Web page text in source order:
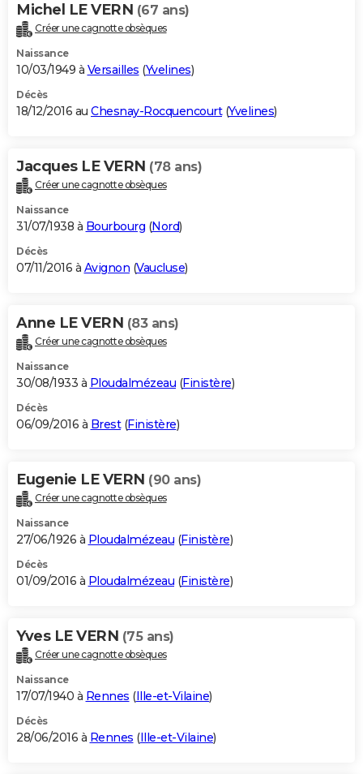
Michel LE VERN (67 ans)
Créer une cagnotte obsèques
Naissance
10/03/1949 à Versailles (Yvelines)
Décès
18/12/2016 au Chesnay-Rocquencourt(Yvelines)
Jacques LE VERN (78 ans)
Créer une cagnotte obsèques
Naissance
31/07/1938 à Bourbourg (Nord)
Décès
07/11/2016 à Avignon (Vaucluse)
Anne LE VERN (83 ans)
Créer une cagnotte obsèques
Naissance
30/08/1933 à Ploudalmézeau (Finistère)
Décès
06/09/2016 à Brest(Finistère)
Eugenie LE VERN (90 ans)
Créer une cagnotte obsèques
Naissance
27/06/1926 à Ploudalmézeau (Finistère)
Décès
01/09/2016 à Ploudalmézeau (Finistère)
Yves LE VERN (75 ans)
Créer une cagnotte obsèques
Naissance
17/07/1940 à Rennes (Ille-et-Vilaine)
Décès
28/06/2016 à Rennes (Ille-et-Vilaine)